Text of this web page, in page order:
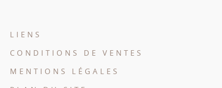
LIENS
CONDITIONS DE VENTES
MENTIONS LÉGALES